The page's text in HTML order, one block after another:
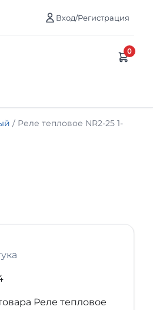
Вход/Регистрация
0
/ Реле тепловое NR2-25 1-
Реле тепловое